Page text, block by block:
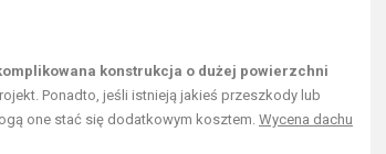
konstrukcja o dużej powierzchni
Ponadto, jeśli istnieją jakieś przeszkody lub
one stać się dodatkowym kosztem. Wycena dachu